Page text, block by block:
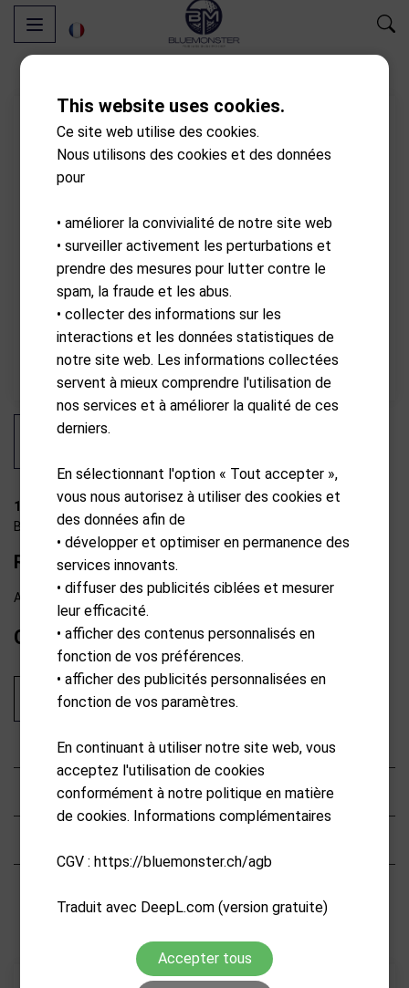
11-A0007
BagBoy
Rallonge de porte-parapluie
Available from external warehouse
CHF 39.00
Ajouter au panier
Description
This website uses cookies.
Ce site web utilise des cookies.
Nous utilisons des cookies et des données
pour
• améliorer la convivialité de notre site web
• surveiller activement les perturbations et
prendre des mesures pour lutter contre le
spam, la fraude et les abus.
• collecter des informations sur les
interactions et les données statistiques de
notre site web. Les informations collectées
servent à mieux comprendre l'utilisation de
nos services et à améliorer la qualité de ces
derniers.
En sélectionnant l'option « Tout accepter »,
vous nous autorisez à utiliser des cookies et
des données afin de
• développer et optimiser en permanence des
services innovants.
• diffuser des publicités ciblées et mesurer
leur efficacité.
• afficher des contenus personnalisés en
fonction de vos préférences.
• afficher des publicités personnalisées en
fonction de vos paramètres.
En continuant à utiliser notre site web, vous
acceptez l'utilisation de cookies
conformément à notre politique en matière
de cookies. Informations complémentaires
CGV : https://bluemonster.ch/agb
Traduit avec DeepL.com (version gratuite)
Accepter tous